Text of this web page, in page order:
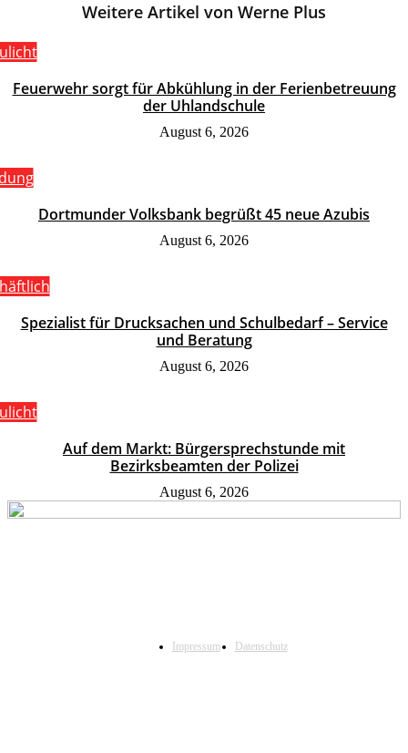
Weitere Artikel von Werne Plus
Feuerwehr sorgt für Abkühlung in der Ferienbetreuung
der Uhlandschule
August 6, 2026
Dortmunder Volksbank begrüßt 45 neue Azubis
August 6, 2026
Spezialist für Drucksachen und Schulbedarf – Service
und Beratung
August 6, 2026
Auf dem Markt: Bürgersprechstunde mit
Bezirksbeamten der Polizei
August 6, 2026
Impressum Datenschutz